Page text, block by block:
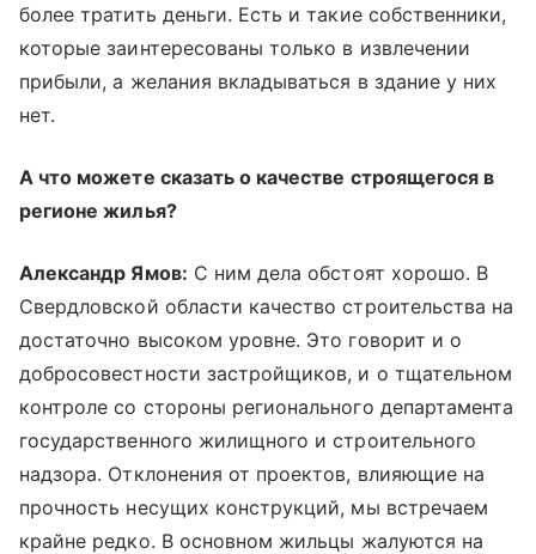
более тратить деньги. Есть и такие собственники,
которые заинтересованы только в извлечении
прибыли, а желания вкладываться в здание у них
нет.
А что можете сказать о качестве строящегося в
регионе жилья?
Александр Ямов: С ним дела обстоят хорошо. В
Свердловской области качество строительства на
достаточно высоком уровне. Это говорит и о
добросовестности застройщиков, и о тщательном
контроле со стороны регионального департамента
государственного жилищного и строительного
надзора. Отклонения от проектов, влияющие на
прочность несущих конструкций, мы встречаем
крайне редко. В основном жильцы жалуются на